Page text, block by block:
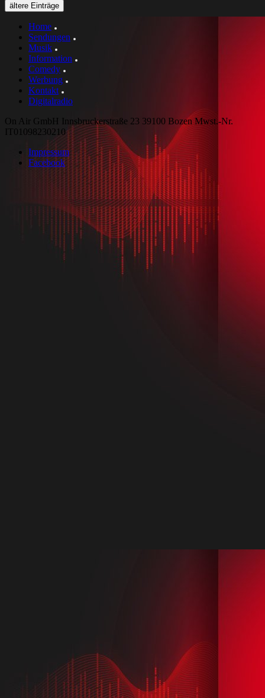
ältere Einträge
Home
Sendungen
Musik
Information
Comedy
Werbung
Kontakt
Digitalradio
On Air GmbH Innsbruckerstraße 23 39100 Bozen Mwst.-Nr.
IT01098230210
Impressum
Facebook